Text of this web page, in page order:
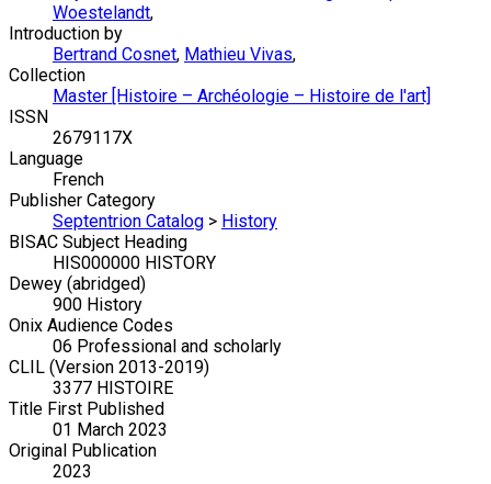
Woestelandt,
Introduction by
Bertrand Cosnet, Mathieu Vivas,
Collection
Master [Histoire – Archéologie – Histoire de l'art]
ISSN
2679117X
Language
French
Publisher Category
Septentrion Catalog > History
BISAC Subject Heading
HIS000000 HISTORY
Dewey (abridged)
900 History
Onix Audience Codes
06 Professional and scholarly
CLIL (Version 2013-2019)
3377 HISTOIRE
Title First Published
01 March 2023
Original Publication
2023